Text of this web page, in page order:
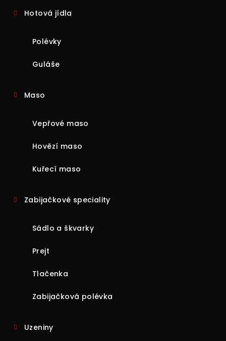
Hotová jídla
Polévky
Guláše
Maso
Vepřové maso
Hovězí maso
Kuřecí maso
Zabijačkové speciality
Sádlo a škvarky
Prejt
Tlačenka
Zabijačková polévka
Uzeniny